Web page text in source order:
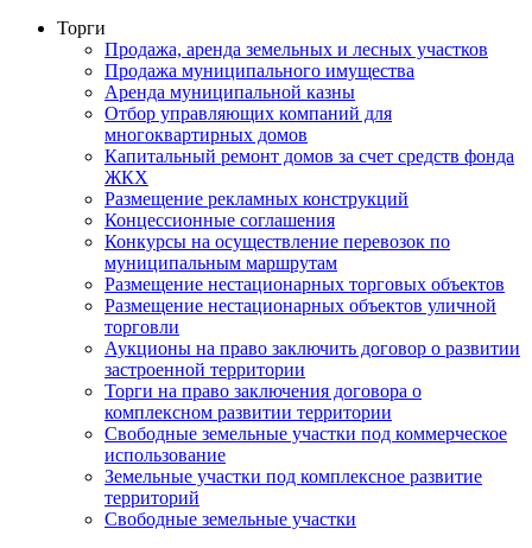
Торги
Продажа, аренда земельных и лесных участков
Продажа муниципального имущества
Аренда муниципальной казны
Отбор управляющих компаний для
многоквартирных домов
Капитальный ремонт домов за счет средств фонда
ЖКХ
Размещение рекламных конструкций
Концессионные соглашения
Конкурсы на осуществление перевозок по
муниципальным маршрутам
Размещение нестационарных торговых объектов
Размещение нестационарных объектов уличной
торговли
Аукционы на право заключить договор о развитии
застроенной территории
Торги на право заключения договора о
комплексном развитии территории
Свободные земельные участки под коммерческое
использование
Земельные участки под комплексное развитие
территорий
Свободные земельные участки